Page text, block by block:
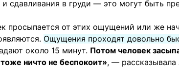
сдавливания в груди — это могут быть
просыпается от этих ощущений или же
Ощущения проходят довольно
около 15 минут. Потом человек
ничто не беспокоит», — рассказывала